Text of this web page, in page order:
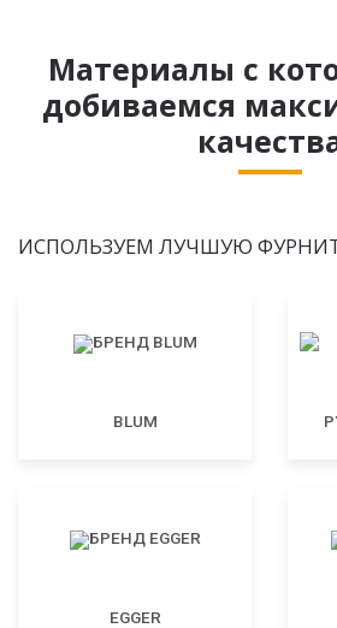
Материалы с
добиваемся
ИСПОЛЬЗУЕМ ЛУЧШУЮ
BLUM
EGGER